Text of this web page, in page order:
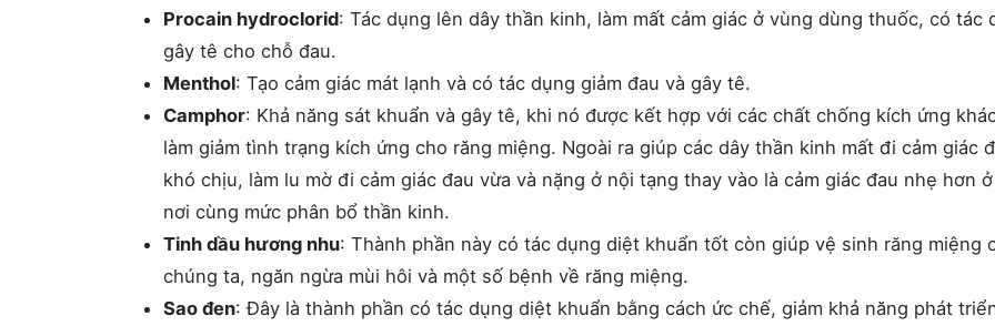
Procain hydroclorid: Tác dụng lên dây thần kinh, làm mất cảm giác ở vùng dùng thuốc, có tác
gây tê cho chỗ đau.
Menthol: Tạo cảm giác mát lạnh và có tác dụng giảm đau và gây tê.
Camphor: Khả năng sát khuẩn và gây tê, khi nó được kết hợp với các chất chống kích ứng
làm giảm tình trạng kích ứng cho răng miệng. Ngoài ra giúp các dây thần kinh mất đi cảm giác
khó chịu, làm lu mờ đi cảm giác đau vừa và nặng ở nội tạng thay vào là cảm giác đau nhẹ hơn
nơi cùng mức phân bổ thần kinh.
Tinh dầu hương nhu: Thành phần này có tác dụng diệt khuẩn tốt còn giúp vệ sinh răng miệng
chúng ta, ngăn ngừa mùi hôi và một số bệnh về răng miệng.
Sao đen: Đây là thành phần có tác dụng diệt khuẩn bằng cách ức chế, giảm khả năng phát